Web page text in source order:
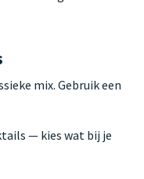
mix. Gebruik een
— kies wat bij je